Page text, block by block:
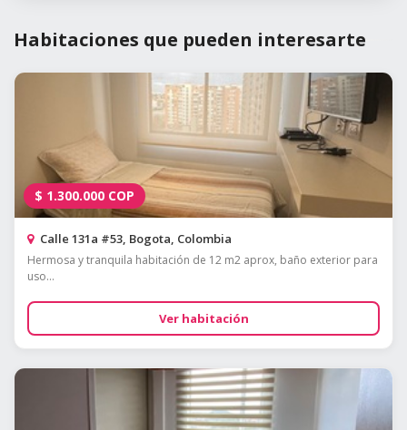
Habitaciones que pueden interesarte
$ 1.300.000 COP
Calle 131a #53, Bogota, Colombia
Hermosa y tranquila habitación de 12 m2 aprox, baño exterior para
uso...
Ver habitación